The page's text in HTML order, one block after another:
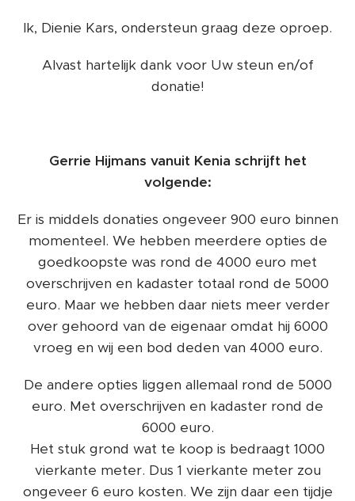
Ik, Dienie Kars, ondersteun graag deze oproep.
Alvast hartelijk dank voor Uw steun en/of
donatie!
Gerrie Hijmans vanuit Kenia schrijft het
volgende:
Er is middels donaties ongeveer 900 euro binnen
momenteel. We hebben meerdere opties de
goedkoopste was rond de 4000 euro met
overschrijven en kadaster totaal rond de 5000
euro. Maar we hebben daar niets meer verder
over gehoord van de eigenaar omdat hij 6000
vroeg en wij een bod deden van 4000 euro.
De andere opties liggen allemaal rond de 5000
euro. Met overschrijven en kadaster rond de
6000 euro.
Het stuk grond wat te koop is bedraagt 1000
vierkante meter. Dus 1 vierkante meter zou
ongeveer 6 euro kosten. We zijn daar een tijdje